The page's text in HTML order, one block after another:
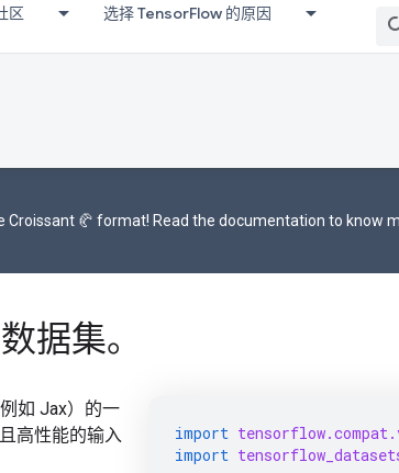
区 选择 TensorFlow 的原因
Croissant 🥐 format! Read the documentation to know
据集。
如 Jax）的一
高性能的输入
import
import